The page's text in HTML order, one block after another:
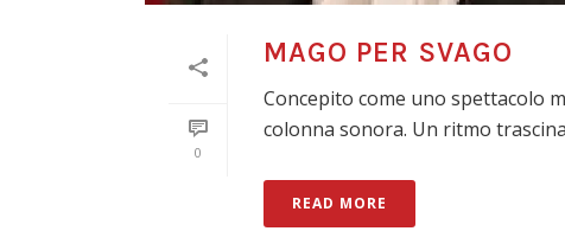
0
MAGO PER SVAGO
Concepito come uno spettacolo
colonna sonora. Un ritmo
READ MORE